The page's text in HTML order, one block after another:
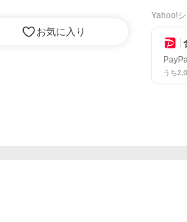
お気に入り
Yahoo!
うち